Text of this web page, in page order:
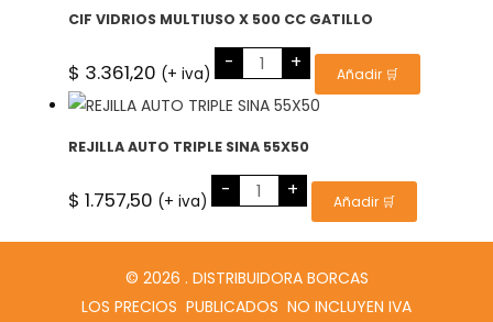
cantidad
CIF VIDRIOS MULTIUSO X 500 CC GATILLO
$ 3.361,20 (+ iva) - CIF
VIDRIOS
MULTIUSO
X
500
GATILLO
+ Añadir 🛒
REJILLA AUTO TRIPLE SINA 55X50
$ 1.757,50 (+ iva) - REJILLA
AUTO
TRIPLE
55X50
+ Añadir 🛒
© 2026 . DISTRIBUIDORA BORCAS
LOS PRECIOS PUBLICADOS NO INCLUYEN IVA